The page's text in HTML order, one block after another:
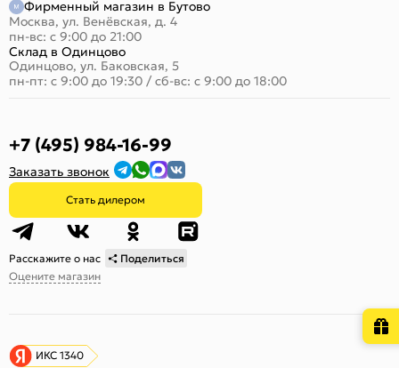
Фирменный магазин в Бутово
Москва, ул. Венёвская, д. 4
пн-вс: с 9:00 до 21:00
Склад в Одинцово
Одинцово, ул. Баковская, 5
пн-пт: с 9:00 до 19:30 / сб-вс: с 9:00 до 18:00
+7 (495) 984-16-99
Заказать звонок
Стать дилером
Расскажите о нас
Поделиться
Оцените магазин
ИКС 1340